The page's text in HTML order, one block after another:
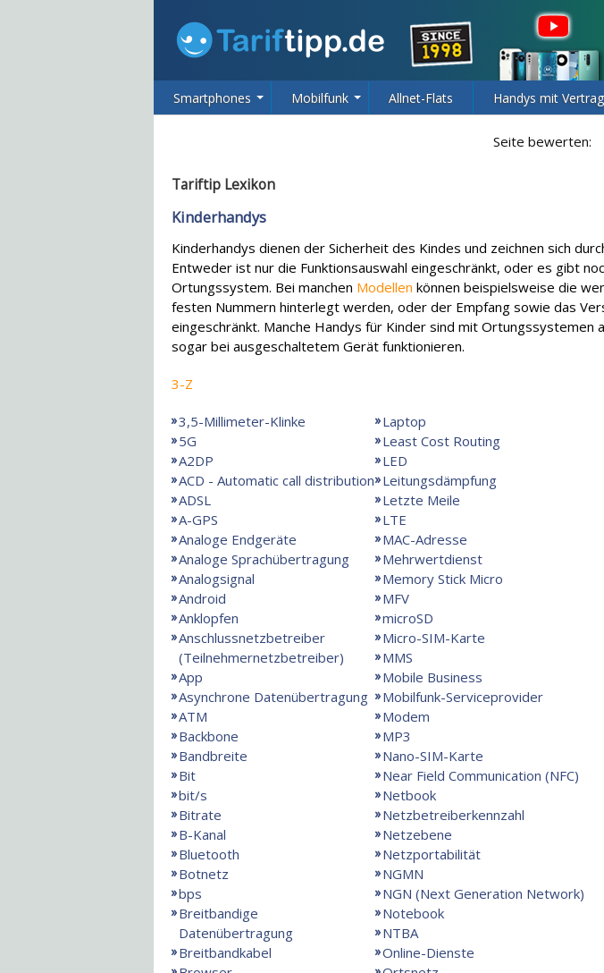
Smartphones Mobilfunk Allnet-Flats Handys mit Vertrag
Seite bewerten:
Tariftip Lexikon
Kinderhandys
Kinderhandys dienen der Sicherheit des Kindes und zeichnen sich
Entweder ist nur die Funktionsauswahl eingeschränkt, oder es gibt
Ortungssystem. Bei manchen Modellen können beispielsweise die
festen Nummern hinterlegt werden, oder der Empfang sowie das
eingeschränkt. Manche Handys für Kinder sind mit Ortungssystemen
sogar bei ausgeschaltetem Gerät funktionieren.
3-Z
3,5-Millimeter-Klinke
5G
A2DP
ACD - Automatic call distribution
ADSL
A-GPS
Analoge Endgeräte
Analoge Sprachübertragung
Analogsignal
Android
Anklopfen
Anschlussnetzbetreiber
(Teilnehmernetzbetreiber)
App
Asynchrone Datenübertragung
ATM
Backbone
Bandbreite
Bit
bit/s
Bitrate
B-Kanal
Bluetooth
Botnetz
bps
Breitbandige
Datenübertragung
Breitbandkabel
Laptop
Least Cost Routing
LED
Leitungsdämpfung
Letzte Meile
LTE
MAC-Adresse
Mehrwertdienst
Memory Stick Micro
MFV
microSD
Micro-SIM-Karte
MMS
Mobile Business
Mobilfunk-Serviceprovider
Modem
MP3
Nano-SIM-Karte
Near Field Communication (NFC)
Netbook
Netzbetreiberkennzahl
Netzebene
Netzportabilität
NGMN
NGN (Next Generation Network)
Notebook
NTBA
Online-Dienste